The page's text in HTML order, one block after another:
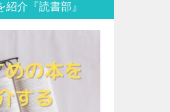
紹介『読書部』